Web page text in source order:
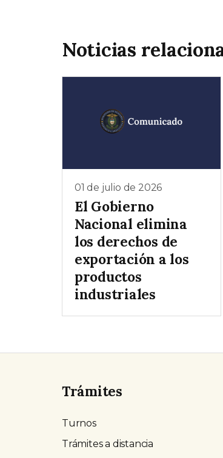
Noticias
01 de julio de 2026
El Gobierno
Nacional elimina
los derechos de
exportación a los
productos
industriales
Trámites
Turnos
Trámites a distancia